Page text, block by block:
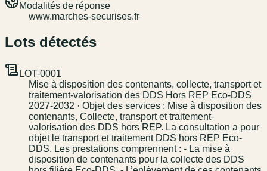
Modalités de réponse
www.marches-securises.fr
Lots détectés
LOT-0001
Mise à disposition des contenants, collecte, transport et
traitement-valorisation des DDS Hors REP Eco-DDS
2027-2032 · Objet des services : Mise à disposition des
contenants, Collecte, transport et traitement-
valorisation des DDS hors REP. La consultation a pour
objet le transport et traitement DDS hors REP Eco-
DDS. Les prestations comprennent : - La mise à
disposition de contenants pour la collecte des DDS